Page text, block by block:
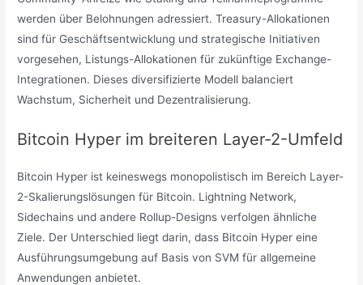
werden über Belohnungen adressiert. Treasury-Allokationen
sind für Geschäftsentwicklung und strategische Initiativen
vorgesehen, Listungs-Allokationen für zukünftige Exchange-
Integrationen. Dieses diversifizierte Modell balanciert
Wachstum, Sicherheit und Dezentralisierung.
Bitcoin Hyper im breiteren Layer-2-Umfeld
Bitcoin Hyper ist keineswegs monopolistisch im Bereich Layer-
2-Skalierungslösungen für Bitcoin. Lightning Network,
Sidechains und andere Rollup-Designs verfolgen ähnliche
Ziele. Der Unterschied liegt darin, dass Bitcoin Hyper eine
Ausführungsumgebung auf Basis von SVM für allgemeine
Anwendungen anbietet.